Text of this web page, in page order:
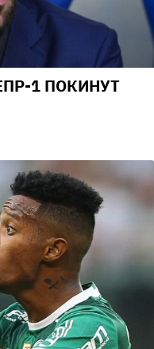
1 ПОКИНУТ